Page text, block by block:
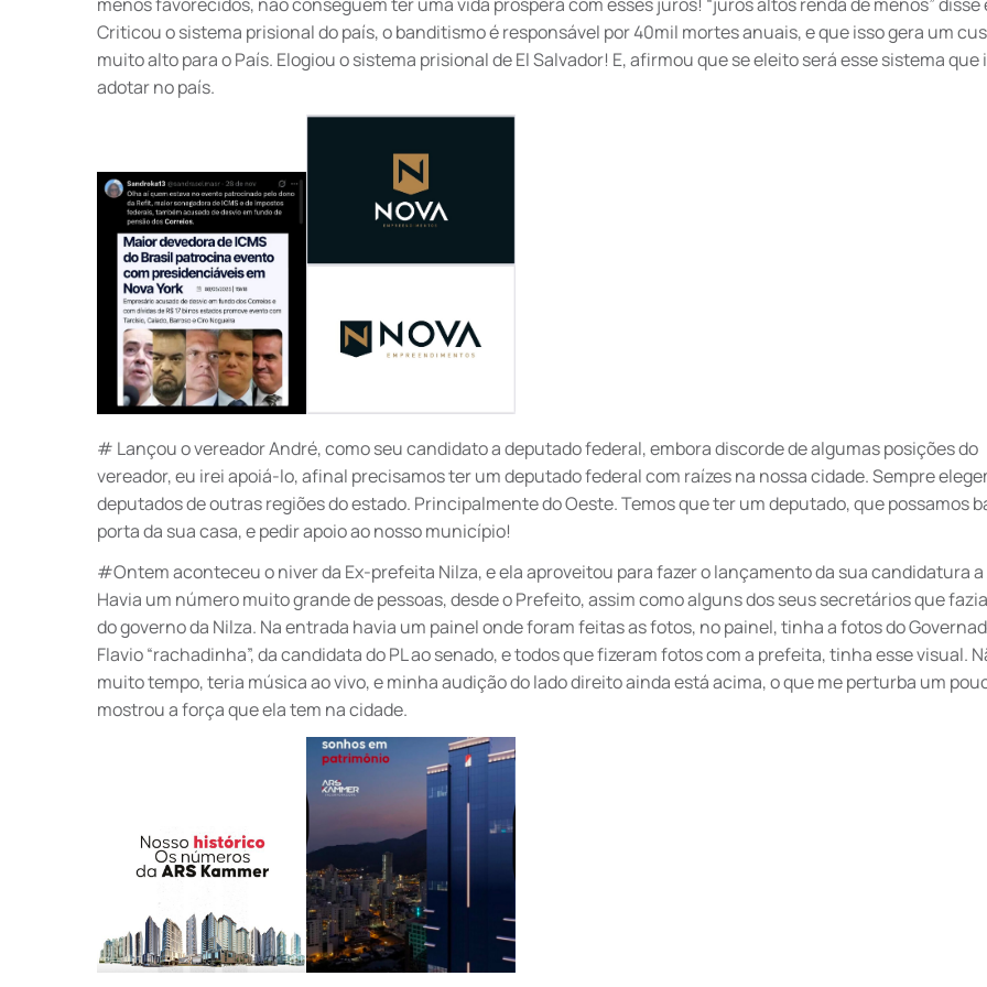
menos favorecidos, não conseguem ter uma vida prospera com esses juros! “juros altos renda de menos” disse
Criticou o sistema prisional do país, o banditismo é responsável por 40mil mortes anuais, e que isso gera um
muito alto para o País. Elogiou o sistema prisional de El Salvador! E, afirmou que se eleito será esse sistema que
adotar no país.
# Lançou o vereador André, como seu candidato a deputado federal, embora discorde de algumas posições do
vereador, eu irei apoiá-lo, afinal precisamos ter um deputado federal com raízes na nossa cidade. Sempre
deputados de outras regiões do estado. Principalmente do Oeste. Temos que ter um deputado, que possamos
porta da sua casa, e pedir apoio ao nosso município!
#Ontem aconteceu o niver da Ex-prefeita Nilza, e ela aproveitou para fazer o lançamento da sua candidatura a
Havia um número muito grande de pessoas, desde o Prefeito, assim como alguns dos seus secretários que
do governo da Nilza. Na entrada havia um painel onde foram feitas as fotos, no painel, tinha a fotos do
Flavio “rachadinha”, da candidata do PL ao senado, e todos que fizeram fotos com a prefeita, tinha esse visual.
muito tempo, teria música ao vivo, e minha audição do lado direito ainda está acima, o que me perturba um
mostrou a força que ela tem na cidade.